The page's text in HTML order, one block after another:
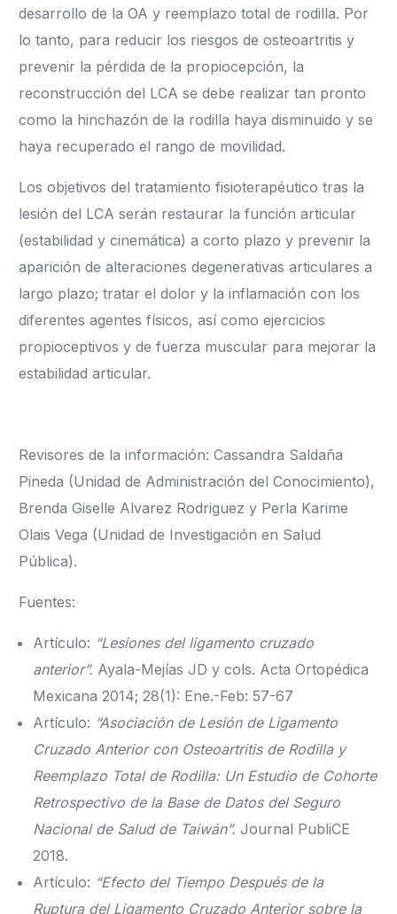
desarrollo de la OA y reemplazo total de rodilla. Por
lo tanto, para reducir los riesgos de osteoartritis y
prevenir la pérdida de la propiocepción, la
reconstrucción del LCA se debe realizar tan pronto
como la hinchazón de la rodilla haya disminuido y se
haya recuperado el rango de movilidad.
Los objetivos del tratamiento fisioterapéutico tras la
lesión del LCA serán restaurar la función articular
(estabilidad y cinemática) a corto plazo y prevenir la
aparición de alteraciones degenerativas articulares a
largo plazo; tratar el dolor y la inflamación con los
diferentes agentes físicos, así como ejercicios
propioceptivos y de fuerza muscular para mejorar la
estabilidad articular.
Revisores de la información: Cassandra Saldaña
Pineda (Unidad de Administración del Conocimiento),
Brenda Giselle Alvarez Rodriguez y Perla Karime
Olais Vega (Unidad de Investigación en Salud
Pública).
Fuentes:
Artículo: “Lesiones del ligamento cruzado
anterior”. Ayala-Mejías JD y cols. Acta Ortopédica
Mexicana 2014; 28(1): Ene.-Feb: 57-67
Artículo: “Asociación de Lesión de Ligamento
Cruzado Anterior con Osteoartritis de Rodilla y
Reemplazo Total de Rodilla: Un Estudio de Cohorte
Retrospectivo de la Base de Datos del Seguro
Nacional de Salud de Taiwán”.Journal PubliCE
2018.
Artículo: “Efecto del Tiempo Después de la
Ruptura del Ligamento Cruzado Anterior sobre la